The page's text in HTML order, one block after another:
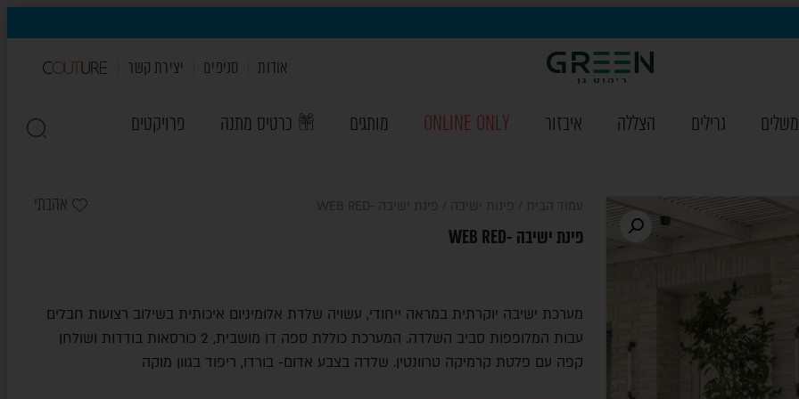
אודות סניפים יצירת קשר
גרילים הצללה איבזור ONLINE ONLY מותגים כרטיס מתנה פרויקטים
עמוד הבית פינות ישיבה / פינת ישיבה -WEB RED
אהבתי
פינת ישיבה -WEB RED
מערכת ישיבה יוקרתית במראה ייחודי, עשויה שלדת אלומיניום איכותית בשילוב רצועות חבלים
עבות המלופפות סביב השלדה. המערכת כוללת ספה דו מושבית, 2 כורסאות בודדות ושולחן
קפה עם פלטת קרמיקה טרוונטין. שלדה בצבע אדום- בורדו, ריפוד בגוון מוקה